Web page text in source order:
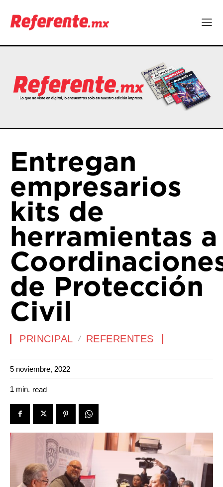
Entregan
empresarios
kits de
herramientas a
de Protección
Civil
PRINCIPAL REFERENTES
5 noviembre, 2022
1 min. read